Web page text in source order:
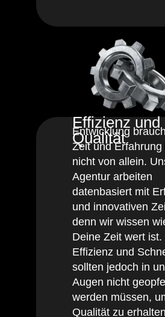
Effizienz und
Qualität
Entwicklung
Zeit und Erfahrung
nicht von allein.
Agentur arbeiten
datenbasiert mit
und innovativen
denn wir wissen
Deine Zeit wert ist.
Effizienz und
sollten jedoch in
Augen nicht
werden müssen,
Qualität zu